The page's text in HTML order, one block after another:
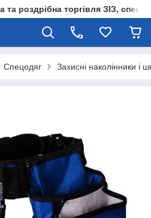
роздрібна торгівля ЗІЗ,
Спецодяг Захисні наколінники і